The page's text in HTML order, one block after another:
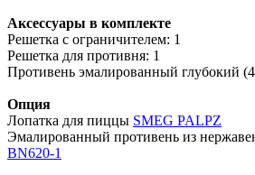
Аксессуары в комплекте
Решетка с ограничителем: 1
Решетка для противня: 1
Противень эмалированный глубокий
Опция
Лопатка для пиццы SMEG PALPZ
Эмалированный противень из
BN620-1